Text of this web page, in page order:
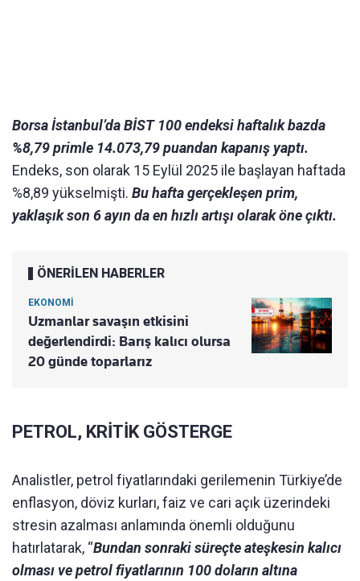
Borsa İstanbul’da BİST 100 endeksi haftalık bazda
%8,79 primle 14.073,79 puandan kapanış yaptı.
Endeks, son olarak 15 Eylül 2025 ile başlayan haftada
%8,89 yükselmişti. Bu hafta gerçekleşen prim,
yaklaşık son 6 ayın da en hızlı artışı olarak öne çıktı.
ÖNERİLEN HABERLER
EKONOMİ
Uzmanlar savaşın etkisini
değerlendirdi: Barış kalıcı olursa
20 günde toparlarız
PETROL, KRİTİK GÖSTERGE
Analistler, petrol fiyatlarındaki gerilemenin Türkiye’de
enflasyon, döviz kurları, faiz ve cari açık üzerindeki
stresin azalması anlamında önemli olduğunu
hatırlatarak, “Bundan sonraki süreçte ateşkesin kalıcı
olması ve petrol fiyatlarının 100 doların altına